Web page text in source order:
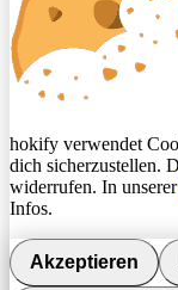
hokify verwendet
dich sicherzustellen.
widerrufen. In unserer
Infos.
Akzeptieren